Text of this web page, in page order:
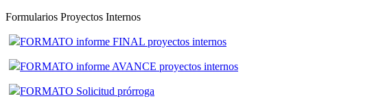
Formularios Proyectos Internos
FORMATO informe FINAL proyectos internos
FORMATO informe AVANCE proyectos internos
FORMATO Solicitud prórroga